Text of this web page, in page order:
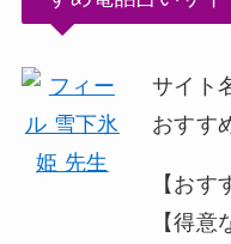
サイト
おすす
【お
【得